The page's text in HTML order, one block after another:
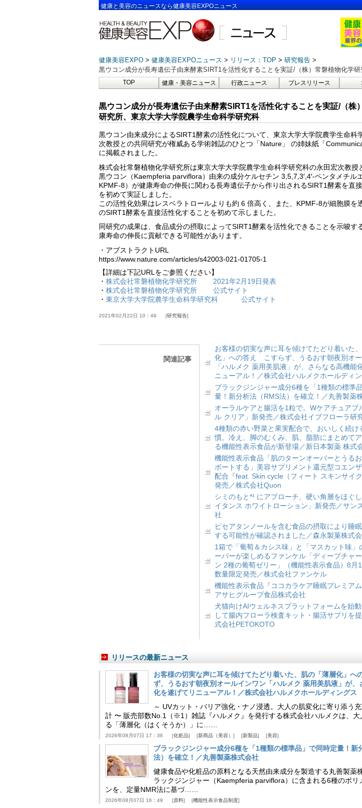
健康と美容のニュースなら健康美容EXPOニュース
健康美容EXPO 健康美容EXPOニュース リリース：TOP
研究報告
黒ウコン成分が長寿遺伝子由来酵素SIRT1を活性化することを実証/（株）常磐植物化学
TOP 健康・美容ニュース 行政ニュース プレスリリース
黒ウコン成分が長寿遺伝子由来酵素SIRT1を活性化することを実証/（株
研究所、東京大学大学院農学生命科学研究科
黒ウコン由来成分によるSIRT1酵素の活性化について、東京大学大学院農学生命科
次教授との共同研究が権威ある学術雑誌のひとつ「Nature」 の姉妹紙「
に掲載されました。
株式会社常磐植物化学研究所は東京大学大学院農学生命科学研究科の永田宏次教授
黒ウコン（Kaempferia parviflora）由来の成分ケルセチン 3,5,7,3′,4′-ペンタメチル
KPMF-8）が健康寿命の伸長に関わる長寿遺伝子から作り出されるSIRT1酵素を直
を初めて実証しました。
この活性化効果はレスベラトロールよりも約 6 倍高く、また、KPMF-8が細胞膜を
のSIRT1酵素を直接活性化することを初めて示しました。
同研究の成果は、食品成分の摂取によってSIRT1酵素を活性化できることを示唆す
康寿命の伸長に貢献できる可能性があります。
・アブストラクトURL
https://www.nature.com/articles/s42003-021-01705-1
【詳細は下記URLをご参照ください】
・ 株式会社常磐植物化学研究所 2021年2月19日発表
・ 株式会社常磐植物化学研究所 公式サイト
・ 東京大学大学院農学生命科学研究科 公式サイト
2021年02月22日 10：49 研究報告
関連記事
お客様の切実な声に耳を傾けてたどり着いた
化」への答え こすらず、うるおす朝夜別オ
「ハルメク 薬用美肌液」が、さらなる高機能
ニューアル！／株式会社ハルメクホールディ
ブラックジンジャー成分6種を「1種類の標準
量！新分析法（RMS法）を確立！／丸善製薬
オーラルケアと腸活を1粒で。Wケアチュアブ
ル クリア」新発売／株式会社イブフローラ研
4種類の赤い野菜と果実配合で、おいしく続け
慣。冷え、脚のむくみ、肌、脂肪にまとめて
る機能性表示食品が新登場／新日本製薬 株式
機能性表示食品「肌のターンオーバーとうる
ポートする」美容サプリメント還元型コエン
配合『feat. Skin cycle（フィート スキンサイ
発売／株式会社Quon
シミのもと*¹ にアプローチ、硬い角層をほぐ
イタンス ホワイトローション」新発売／サン
社
ピセアタンノールを含む食品の摂取により睡
する可能性が確認されました／森永製菓株式
1箱で「葡萄＆カシス味」と「マスカット味」
ーバーが楽しめるファンケル「ディープチャ
ン 2種の葡萄ゼリー」（機能性表示食品）8月
数量限定発売／株式会社ファンケル
機能性表示食品『ココカラケア睡眠プレミア
アサヒグループ食品株式会社
犬猫向けAIウェルネスプラットフォームを始
して腸内フローラ検査キット・腸活サプリを
式会社PETOKOTO
リリースの最新ニュース
お客様の切実な声に耳を傾けてたどり着いた、肌の「薄層化」
ず、うるおす朝夜別オールインワン「ハルメク 薬用美肌液」が、
化を遂げてリニューアル！／株式会社ハルメクホールディングス
～ UVカット・バリア強化・ナノ浸透。大人の肌変化に寄り添う
計 〜 販売部数No.1（※1）雑誌『ハルメク』を発行する株式会社ハルメクは、大
る「薄層化（はくそうか）」に……
2026年08月07日 17：36 化粧品 新商品（美容） 新製品 美容
ブラックジンジャー成分6種を「1種類の標準品」で同時定量！新
法）を確立！／丸善製薬株式会社
健康食品や化粧品の原料となる天然由来成分を製造する丸善製薬
ラックジンジャー（Kaempferia parviflora）に含まれる6種のポリ
ンを、定量NMR法に基づ……
2026年08月07日 16：49 原料 機能性表示食品制度